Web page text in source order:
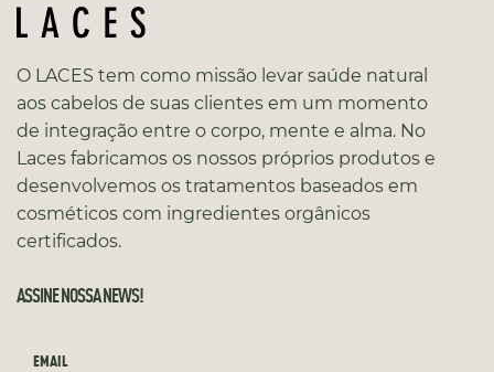
O LACES tem como missão levar saúde natural
aos cabelos de suas clientes em um momento
de integração entre o corpo, mente e alma. No
Laces fabricamos os nossos próprios produtos e
desenvolvemos os tratamentos baseados em
cosméticos com ingredientes orgânicos
certificados.
ASSINE NOSSA NEWS!
EMAIL